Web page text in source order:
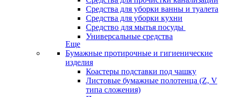
Средства для уборки ванны и туалета
Средства для уборки кухни
Средство для мытья посуды
Универсальные средства
Еще
Бумажные протирочные и гигиенические
изделия
Коастеры подставки под чашку
Листовые бумажные полотенца (Z, V
типа сложения)